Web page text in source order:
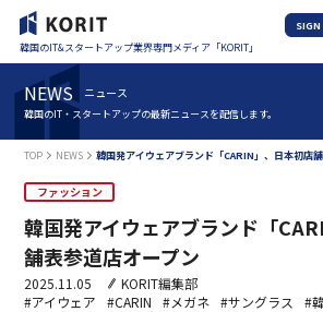
韓国のIT&スタートアップ業界専門メディア「KORIT」
SIGN
NEWS ニュース
韓国のIT・スタートアップの最新ニュースを配信します。
TOP NEWS 韓国発アイウェアブランド「CARIN」、日本初店
ファッション
韓国発アイウェアブランド「
舗表参道店オープン
2025.11.05
KORIT編集部
#アイウェア
#CARIN #メガネ #サングラス #